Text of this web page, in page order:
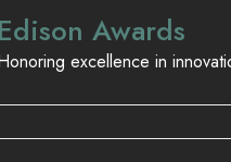
Edison Awards
excellence in